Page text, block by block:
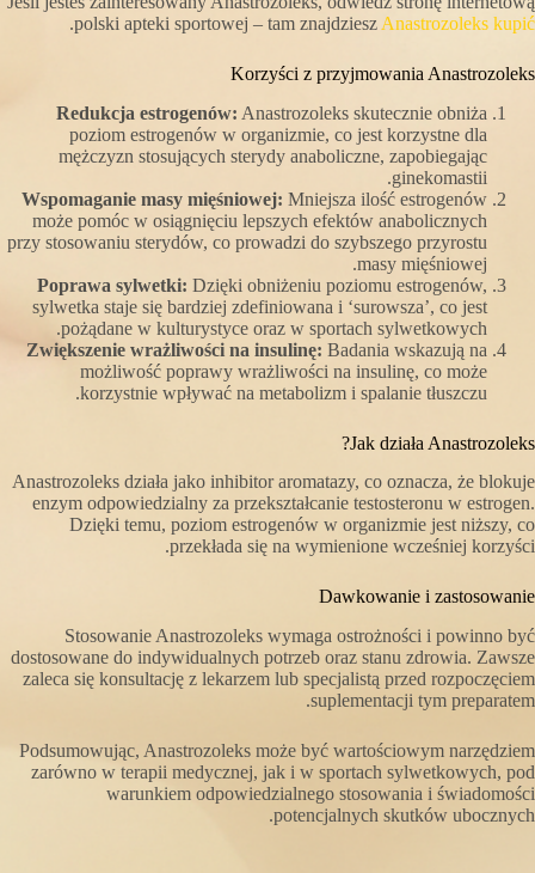
polski apteki sportowej – tam znajdziesz Anastrozoleks kupić
.
Korzyści z przyjmowania Anastrozoleks
Redukcja estrogenów: Anastrozoleks skutecznie obniża
poziom estrogenów w organizmie, co jest korzystne dla
mężczyzn stosujących sterydy anaboliczne, zapobiegając
ginekomastii.
Wspomaganie masy mięśniowej: Mniejsza ilość estrogenów
może pomóc w osiągnięciu lepszych efektów anabolicznych
przy stosowaniu sterydów, co prowadzi do szybszego przyrostu
masy mięśniowej.
Poprawa sylwetki: Dzięki obniżeniu poziomu estrogenów,
sylwetka staje się bardziej zdefiniowana i ‘surowsza’, co jest
pożądane w kulturystyce oraz w sportach sylwetkowych.
Zwiększenie wrażliwości na insulinę: Badania wskazują na
możliwość poprawy wrażliwości na insulinę, co może
korzystnie wpływać na metabolizm i spalanie tłuszczu.
Jak działa Anastrozoleks?
Anastrozoleks działa jako inhibitor aromatazy, co oznacza, że blokuje
enzym odpowiedzialny za przekształcanie testosteronu w estrogen.
Dzięki temu, poziom estrogenów w organizmie jest niższy, co
przekłada się na wymienione wcześniej korzyści.
Dawkowanie i zastosowanie
Stosowanie Anastrozoleks wymaga ostrożności i powinno być
dostosowane do indywidualnych potrzeb oraz stanu zdrowia. Zawsze
zaleca się konsultację z lekarzem lub specjalistą przed rozpoczęciem
suplementacji tym preparatem.
Podsumowując, Anastrozoleks może być wartościowym narzędziem
zarówno w terapii medycznej, jak i w sportach sylwetkowych, pod
warunkiem odpowiedzialnego stosowania i świadomości
potencjalnych skutków ubocznych.